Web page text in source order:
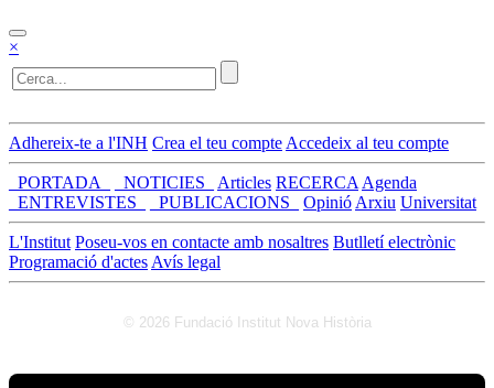
×
Adhereix-te a l'INH Crea el teu compte Accedeix al teu compte
_PORTADA_ _NOTICIES_ Articles RECERCA Agenda
_ENTREVISTES_
_PUBLICACIONS_ Opinió Arxiu Universitat
L'Institut Poseu-vos en contacte amb nosaltres Butlletí electrònic
Programació d'actes Avís legal
© 2026 Fundació Institut Nova Història